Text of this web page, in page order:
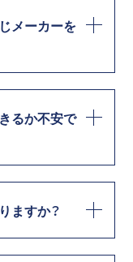
メーカーを
るか不安で
ますか？